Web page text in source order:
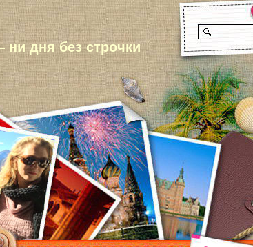
дня без строчки